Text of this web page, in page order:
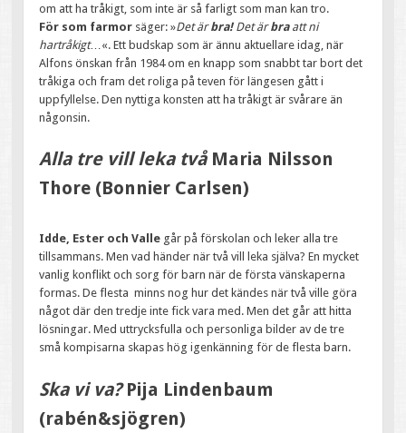
om att ha tråkigt, som inte är så farligt som man kan tro.
För som farmor säger: »Det ärbra! Det ärbra att ni
hartråkigt…«. Ett budskap som är ännu aktuellare idag, när
Alfons önskan från 1984 om en knapp som snabbt tar bort det
tråkiga och fram det roliga på teven för längesen gått i
uppfyllelse. Den nyttiga konsten att ha tråkigt är svårare än
någonsin.
Alla tre vill leka tvåMaria Nilsson
Thore (Bonnier Carlsen)
Idde, Ester och Valle går på förskolan och leker alla tre
tillsammans. Men vad händer när två vill leka själva? En mycket
vanlig konflikt och sorg för barn när de första vänskaperna
formas. De flesta minns nog hur det kändes när två ville göra
något där den tredje inte fick vara med. Men det går att hitta
lösningar. Med uttrycksfulla och personliga bilder av de tre
små kompisarna skapas hög igenkänning för de flesta barn.
Ska vi va?Pija Lindenbaum
(rabén&sjögren)